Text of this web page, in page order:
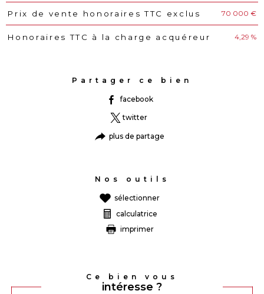
Prix de vente honoraires TTC exclus 70 000 €
Honoraires TTC à la charge acquéreur 4,29 %
Partager ce bien
facebook
twitter
plus de partage
Nos outils
sélectionner
calculatrice
imprimer
Ce bien vous
intéresse ?